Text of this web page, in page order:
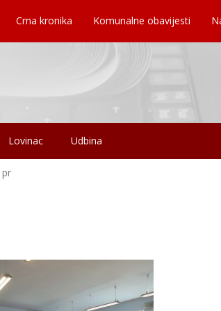
Crna kronika Komunalne obavijesti
Lovinac Udbina
pr